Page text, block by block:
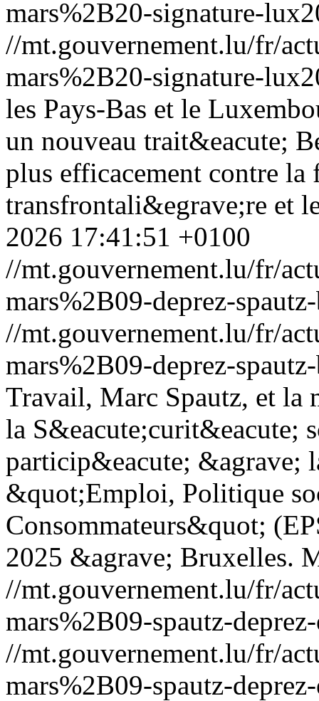
mars%2B20-signature-
//mt.gouvernement.lu/fr/
mars%2B20-signature-
les Pays-Bas et le
un nouveau trait&eacute;
plus efficacement contre la
transfrontali&egrave;re et
2026 17:41:51 +0100
//mt.gouvernement.lu/fr/
mars%2B09-deprez-
//mt.gouvernement.lu/fr/
mars%2B09-deprez-
Travail, Marc Spautz, et la
la S&eacute;curit&eacute;
particip&eacute; &agrave;
&quot;Emploi, Politique
Consommateurs&quot;
2025 &agrave; Bruxelles.
//mt.gouvernement.lu/fr/
mars%2B09-spautz-
//mt.gouvernement.lu/fr/
mars%2B09-spautz-